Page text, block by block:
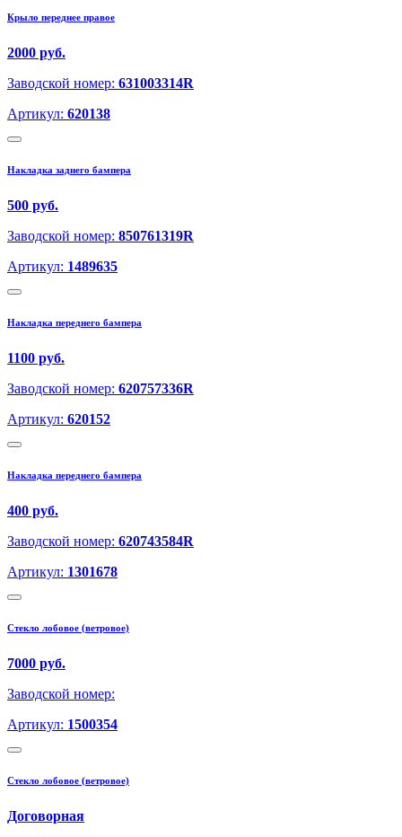
Крыло переднее правое
2000 руб.
Заводской номер: 631003314R
Артикул: 620138
Накладка заднего бампера
500 руб.
Заводской номер: 850761319R
Артикул: 1489635
Накладка переднего бампера
1100 руб.
Заводской номер: 620757336R
Артикул: 620152
Накладка переднего бампера
400 руб.
Заводской номер: 620743584R
Артикул: 1301678
Стекло лобовое (ветровое)
7000 руб.
Заводской номер:
Артикул: 1500354
Стекло лобовое (ветровое)
Договорная